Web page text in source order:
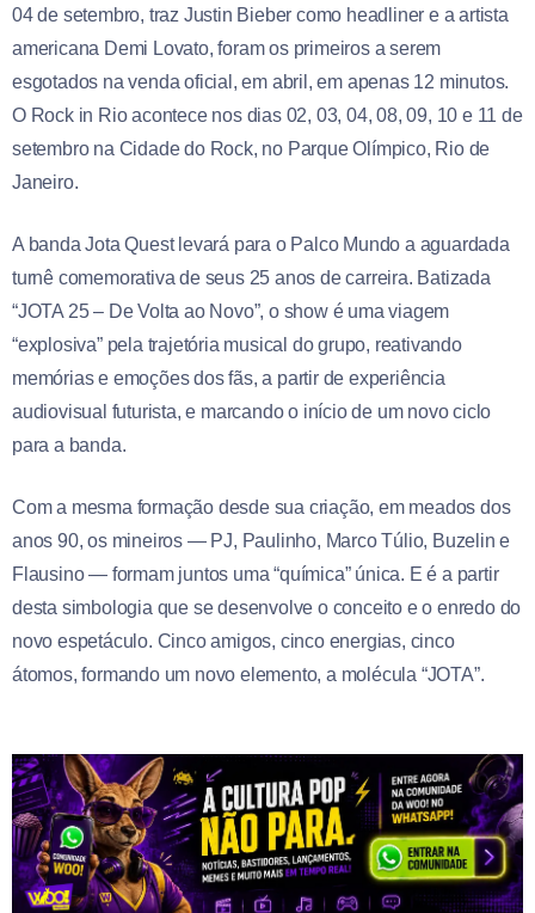
04 de setembro, traz Justin Bieber como headliner e a artista
americana Demi Lovato, foram os primeiros a serem
esgotados na venda oficial, em abril, em apenas 12 minutos.
O Rock in Rio acontece nos dias 02, 03, 04, 08, 09, 10 e 11 de
setembro na Cidade do Rock, no Parque Olímpico, Rio de
Janeiro.
A banda Jota Quest levará para o Palco Mundo a aguardada
turnê comemorativa de seus 25 anos de carreira. Batizada
“JOTA 25 – De Volta ao Novo”, o show é uma viagem
“explosiva” pela trajetória musical do grupo, reativando
memórias e emoções dos fãs, a partir de experiência
audiovisual futurista, e marcando o início de um novo ciclo
para a banda.
Com a mesma formação desde sua criação, em meados dos
anos 90, os mineiros — PJ, Paulinho, Marco Túlio, Buzelin e
Flausino — formam juntos uma “química” única. E é a partir
desta simbologia que se desenvolve o conceito e o enredo do
novo espetáculo. Cinco amigos, cinco energias, cinco
átomos, formando um novo elemento, a molécula “JOTA”.